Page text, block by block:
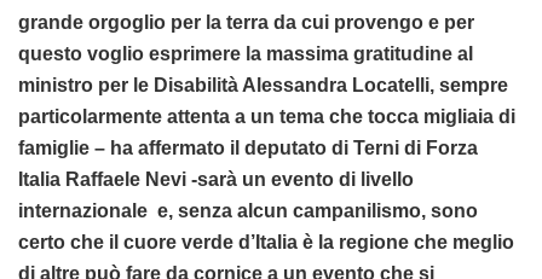
grande orgoglio per la terra da cui provengo e per
questo voglio esprimere la massima gratitudine al
ministro per le Disabilità Alessandra Locatelli, sempre
particolarmente attenta a un tema che tocca migliaia di
famiglie – ha affermato il deputato di Terni di Forza
Italia Raffaele Nevi -sarà un evento di livello
internazionale e, senza alcun campanilismo, sono
certo che il cuore verde d’Italia è la regione che meglio
di altre può fare da cornice a un evento che si